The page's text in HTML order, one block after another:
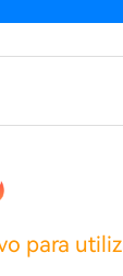
para